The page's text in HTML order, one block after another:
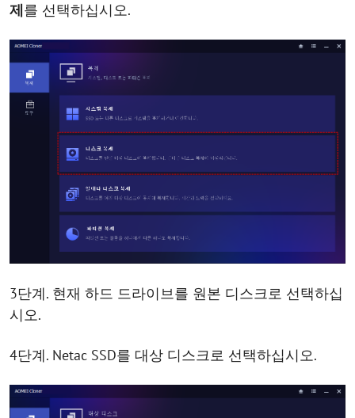
제를 선택하십시오.
3단계. 현재 하드 드라이브를 원본 디스크로 선택하십
시오.
4단계. Netac SSD를 대상 디스크로 선택하십시오.